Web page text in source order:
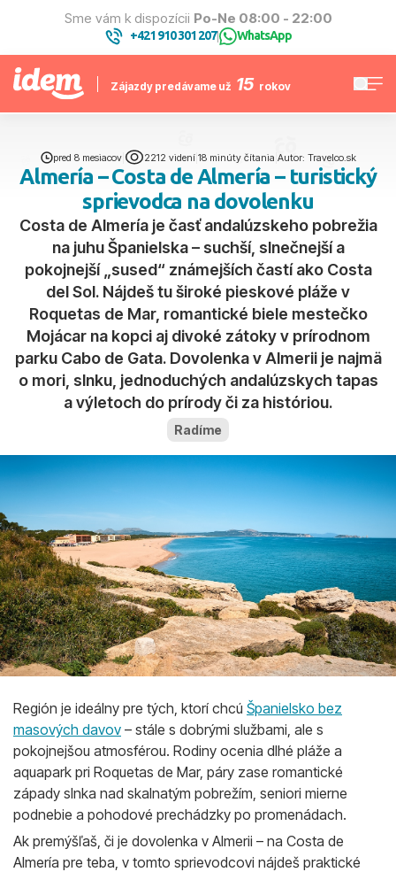
Sme vám k dispozícii Po-Ne 08:00 - 22:00
+421 910 301 207| WhatsApp
Zájazdy predávame už 15 rokov
pred 8 mesiacov| 2212 videní| 18 minúty čítania Autor: Travelco.sk
Almería – Costa de Almería – turistický
sprievodca na dovolenku
Costa de Almería je časť andalúzskeho pobrežia
na juhu Španielska – suchší, slnečnejší a
pokojnejší „sused“ známejších častí ako Costa
del Sol. Nájdeš tu široké pieskové pláže v
Roquetas de Mar, romantické biele mestečko
Mojácar na kopci aj divoké zátoky v prírodnom
parku Cabo de Gata. Dovolenka v Almerii je najmä
o mori, slnku, jednoduchých andalúzskych tapas
a výletoch do prírody či za históriou.
Radíme
Región je ideálny pre tých, ktorí chcú Španielsko bez
masových davov – stále s dobrými službami, ale s
pokojnejšou atmosférou. Rodiny ocenia dlhé pláže a
aquapark pri Roquetas de Mar, páry zase romantické
západy slnka nad skalnatým pobrežím, seniori mierne
podnebie a pohodové prechádzky po promenádach.
Ak premýšľaš, či je dovolenka v Almerii – na Costa de
Almería pre teba, v tomto sprievodcovi nájdeš praktické